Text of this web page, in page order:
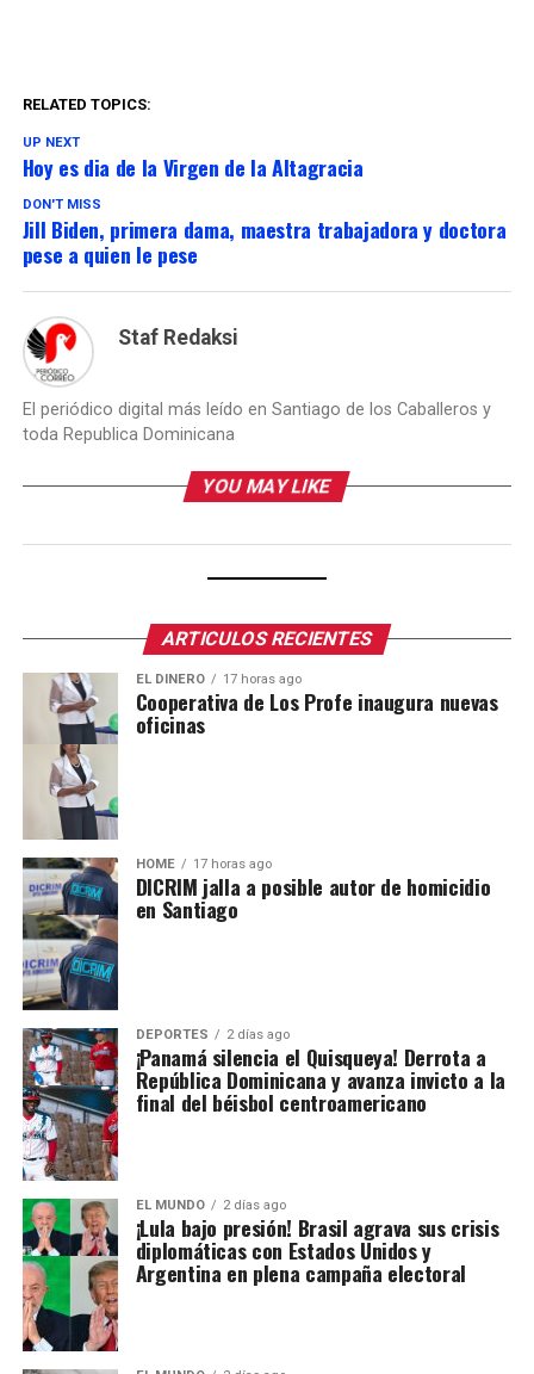
RELATED TOPICS:
UP NEXT
Hoy es dia de la Virgen de la Altagracia
DON'T MISS
Jill Biden, primera dama, maestra trabajadora y doctora
pese a quien le pese
Staf Redaksi
El periódico digital más leído en Santiago de los Caballeros y
toda Republica Dominicana
YOU MAY LIKE
ARTICULOS RECIENTES
EL DINERO 17 horas ago
Cooperativa de Los Profe inaugura nuevas
oficinas
HOME 17 horas ago
DICRIM jalla a posible autor de homicidio
en Santiago
DEPORTES 2 días ago
¡Panamá silencia el Quisqueya! Derrota a
República Dominicana y avanza invicto a la
final del béisbol centroamericano
EL MUNDO 2 días ago
¡Lula bajo presión! Brasil agrava sus crisis
diplomáticas con Estados Unidos y
Argentina en plena campaña electoral